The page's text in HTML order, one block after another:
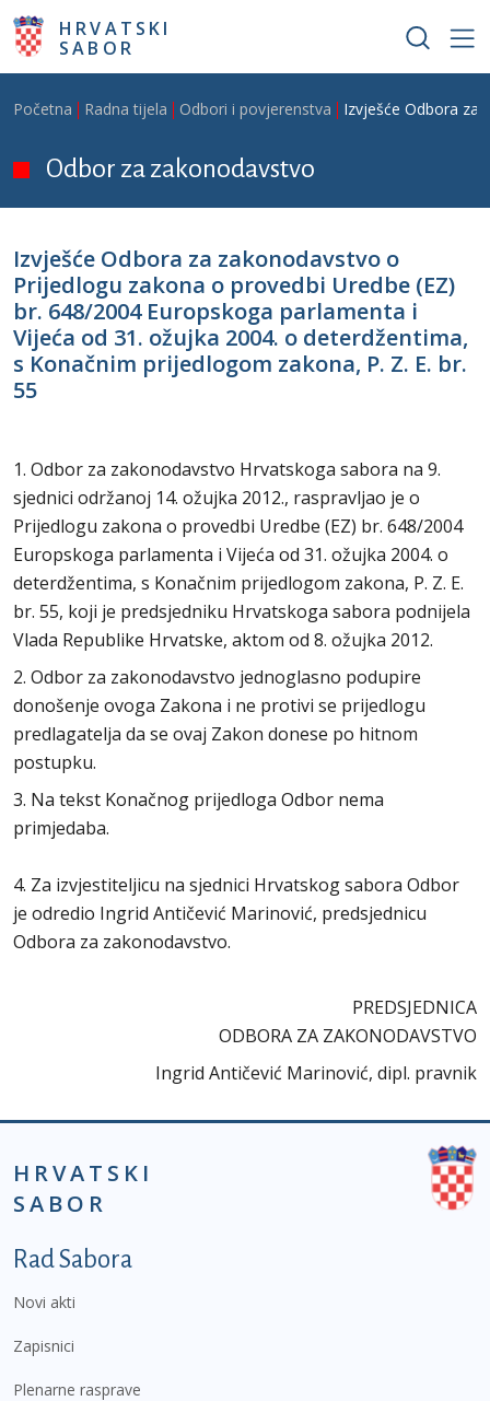
Skoči na glavni sadržaj
HRVATSKI
SABOR
Breadcrumb
Početna Radna tijela Odbori i povjerenstva Izvješće Odbora za
Odbor za zakonodavstvo
Izvješće Odbora za zakonodavstvo o
Prijedlogu zakona o provedbi Uredbe (EZ)
br. 648/2004 Europskoga parlamenta i
Vijeća od 31. ožujka 2004. o deterdžentima,
s Konačnim prijedlogom zakona, P. Z. E. br.
55
1. Odbor za zakonodavstvo Hrvatskoga sabora na 9.
sjednici održanoj 14. ožujka 2012., raspravljao je o
Prijedlogu zakona o provedbi Uredbe (EZ) br. 648/2004
Europskoga parlamenta i Vijeća od 31. ožujka 2004. o
deterdžentima, s Konačnim prijedlogom zakona, P. Z. E.
br. 55, koji je predsjedniku Hrvatskoga sabora podnijela
Vlada Republike Hrvatske, aktom od 8. ožujka 2012.
2. Odbor za zakonodavstvo jednoglasno podupire
donošenje ovoga Zakona i ne protivi se prijedlogu
predlagatelja da se ovaj Zakon donese po hitnom
postupku.
3. Na tekst Konačnog prijedloga Odbor nema
primjedaba.
4. Za izvjestiteljicu na sjednici Hrvatskog sabora Odbor
je odredio Ingrid Antičević Marinović, predsjednicu
Odbora za zakonodavstvo.
PREDSJEDNICA
ODBORA ZA ZAKONODAVSTVO
Ingrid Antičević Marinović, dipl. pravnik
HRVATSKI
SABOR
Podnožje prvi izbornik
Rad Sabora
Novi akti
Zapisnici
Plenarne rasprave